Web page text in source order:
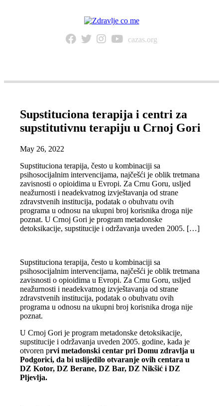
cazas.org
Supstituciona terapija i centri za
supstitutivnu terapiju u Crnoj Gori
May 26, 2022
Supstituciona terapija, često u kombinaciji sa
psihosocijalnim intervencijama, najčešći je oblik tretmana
zavisnosti o opioidima u Evropi. Za Crnu Goru, usljed
neažurnosti i neadekvatnog izvještavanja od strane
zdravstvenih institucija, podatak o obuhvatu ovih
programa u odnosu na ukupni broj korisnika droga nije
poznat. U Crnoj Gori je program metadonske
detoksikacije, supstitucije i održavanja uveden 2005. […]
Supstituciona terapija, često u kombinaciji sa
psihosocijalnim intervencijama, najčešći je oblik tretmana
zavisnosti o opioidima u Evropi. Za Crnu Goru, usljed
neažurnosti i neadekvatnog izvještavanja od strane
zdravstvenih institucija, podatak o obuhvatu ovih
programa u odnosu na ukupni broj korisnika droga nije
poznat.
U Crnoj Gori je program metadonske detoksikacije,
supstitucije i održavanja uveden 2005. godine, kada je
otvoren prvi metadonski centar pri Domu zdravlja u
Podgorici, da bi uslijedilo otvaranje ovih centara u
DZ Kotor, DZ Berane, DZ Bar, DZ Nikšić i DZ
Pljevlja.